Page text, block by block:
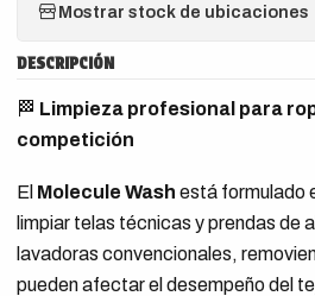
Mostrar stock de ubicaciones
DESCRIPCIÓN
🏁 Limpieza profesional para
competición
El Molecule Wash está formulado
limpiar telas técnicas y prendas de
lavadoras convencionales,
pueden afectar el desempeño del